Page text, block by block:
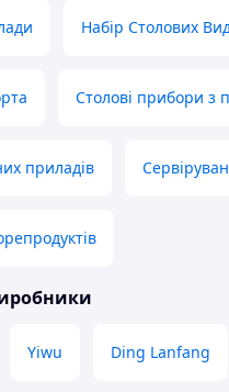
Набір Столових
Столові прибори з
приладів
Yiwu Ding Lanfang